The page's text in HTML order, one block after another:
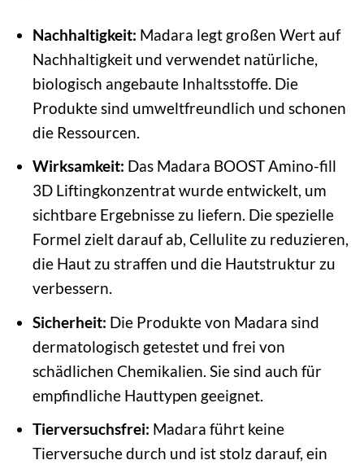
Nachhaltigkeit: Madara legt großen Wert auf
Nachhaltigkeit und verwendet natürliche,
biologisch angebaute Inhaltsstoffe. Die
Produkte sind umweltfreundlich und schonen
die Ressourcen.
Wirksamkeit: Das Madara BOOST Amino-fill
3D Liftingkonzentrat wurde entwickelt, um
sichtbare Ergebnisse zu liefern. Die spezielle
Formel zielt darauf ab, Cellulite zu reduzieren,
die Haut zu straffen und die Hautstruktur zu
verbessern.
Sicherheit: Die Produkte von Madara sind
dermatologisch getestet und frei von
schädlichen Chemikalien. Sie sind auch für
empfindliche Hauttypen geeignet.
Tierversuchsfrei: Madara führt keine
Tierversuche durch und ist stolz darauf, ein